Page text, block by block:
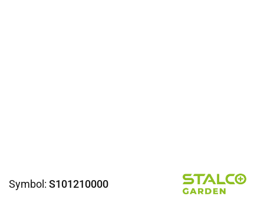
Symbol: S101210000